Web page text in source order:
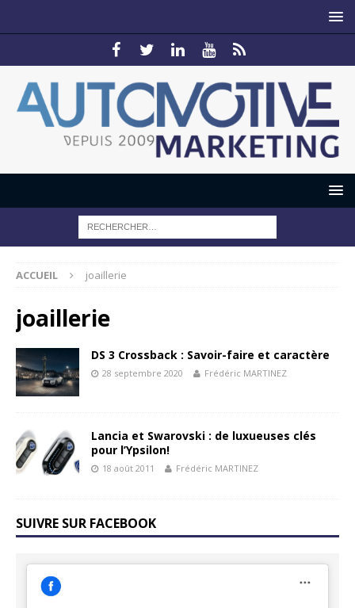
ACCUEIL joaillerie
joaillerie
DS 3 Crossback : Savoir-faire et caractère
28 septembre 2020 Frédéric MARTINEZ
Lancia et Swarovski : de luxueuses clés
pour l’Ypsilon!
18 août 2011 Frédéric MARTINEZ
SUIVRE SUR FACEBOOK